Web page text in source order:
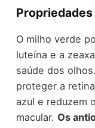
O milho verde
luteína e a
saúde dos
proteger a
azul e reduzem
macular. Os